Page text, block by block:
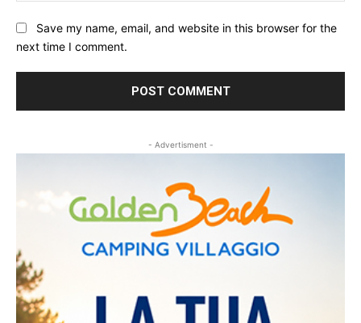
Save my name, email, and website in this browser for the
next time I comment.
- Advertisment -